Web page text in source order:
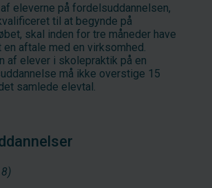
eleverne på fordelsuddannelsen,
til at begynde på
skal inden for tre måneder have
en aftale med en virksomhed.
af elever i skolepraktik på en
må ikke overstige 15
samlede elevtal.